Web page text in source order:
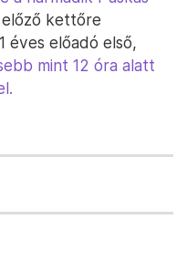
előző kettőre
éves előadó első,
mint 12 óra alatt